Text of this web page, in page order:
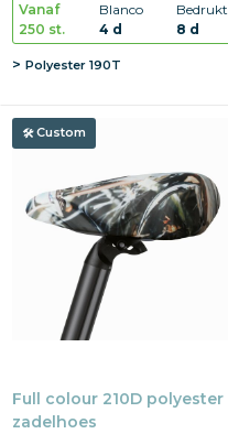
Vanaf
250 st.
Blanco
4 d
Bedrukt
8 d
Polyester 190T
Custom
Full colour 210D polyester
zadelhoes